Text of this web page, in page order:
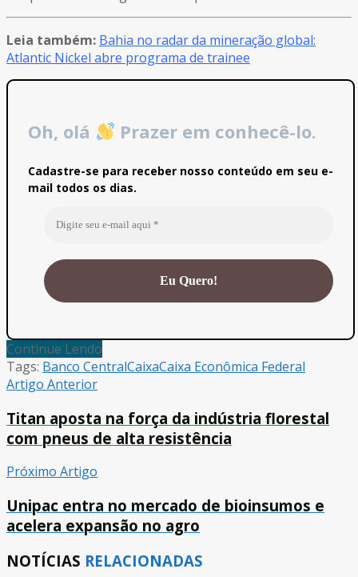
Leia também: Bahia no radar da mineração global:
Atlantic Nickel abre programa de trainee
Oh, olá Prazer em conhecê-lo.
Cadastre-se para receber nosso conteúdo em seu e-
mail todos os dias.
Continue Lendo
Tags: Banco CentralCaixaCaixa Econômica Federal
Artigo Anterior
Titan aposta na força da indústria florestal
com pneus de alta resistência
Próximo Artigo
Unipac entra no mercado de bioinsumos e
acelera expansão no agro
NOTÍCIAS RELACIONADAS